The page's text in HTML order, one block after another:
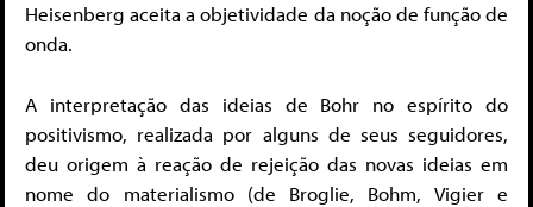
Heisenberg aceita a objetividade da noção de função de
onda.
A interpretação das ideias de Bohr no espírito do
positivismo, realizada por alguns de seus seguidores,
deu origem à reação de rejeição das novas ideias em
nome do materialismo (de Broglie, Bohm, Vigier e